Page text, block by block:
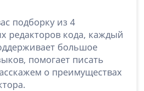
подборку из 4
редакторов кода, каждый
большое
помогает писать
о преимуществах